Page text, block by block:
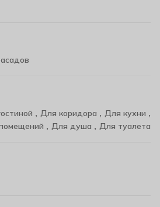
, Для коридора , Для кухни ,
, Для душа , Для туалета